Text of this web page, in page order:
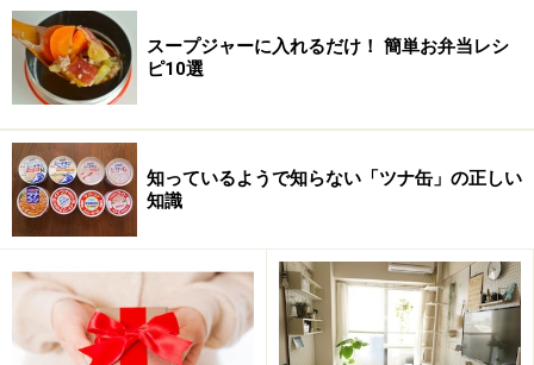
最低3ヶ月間、家計簿をつけるのが無駄なお金を把握す
るためには最も良い方法
です。
スープジャーに入れるだけ！ 簡単お弁当レシ
ピ10選
知っているようで知らない「ツナ缶」の正しい
知識